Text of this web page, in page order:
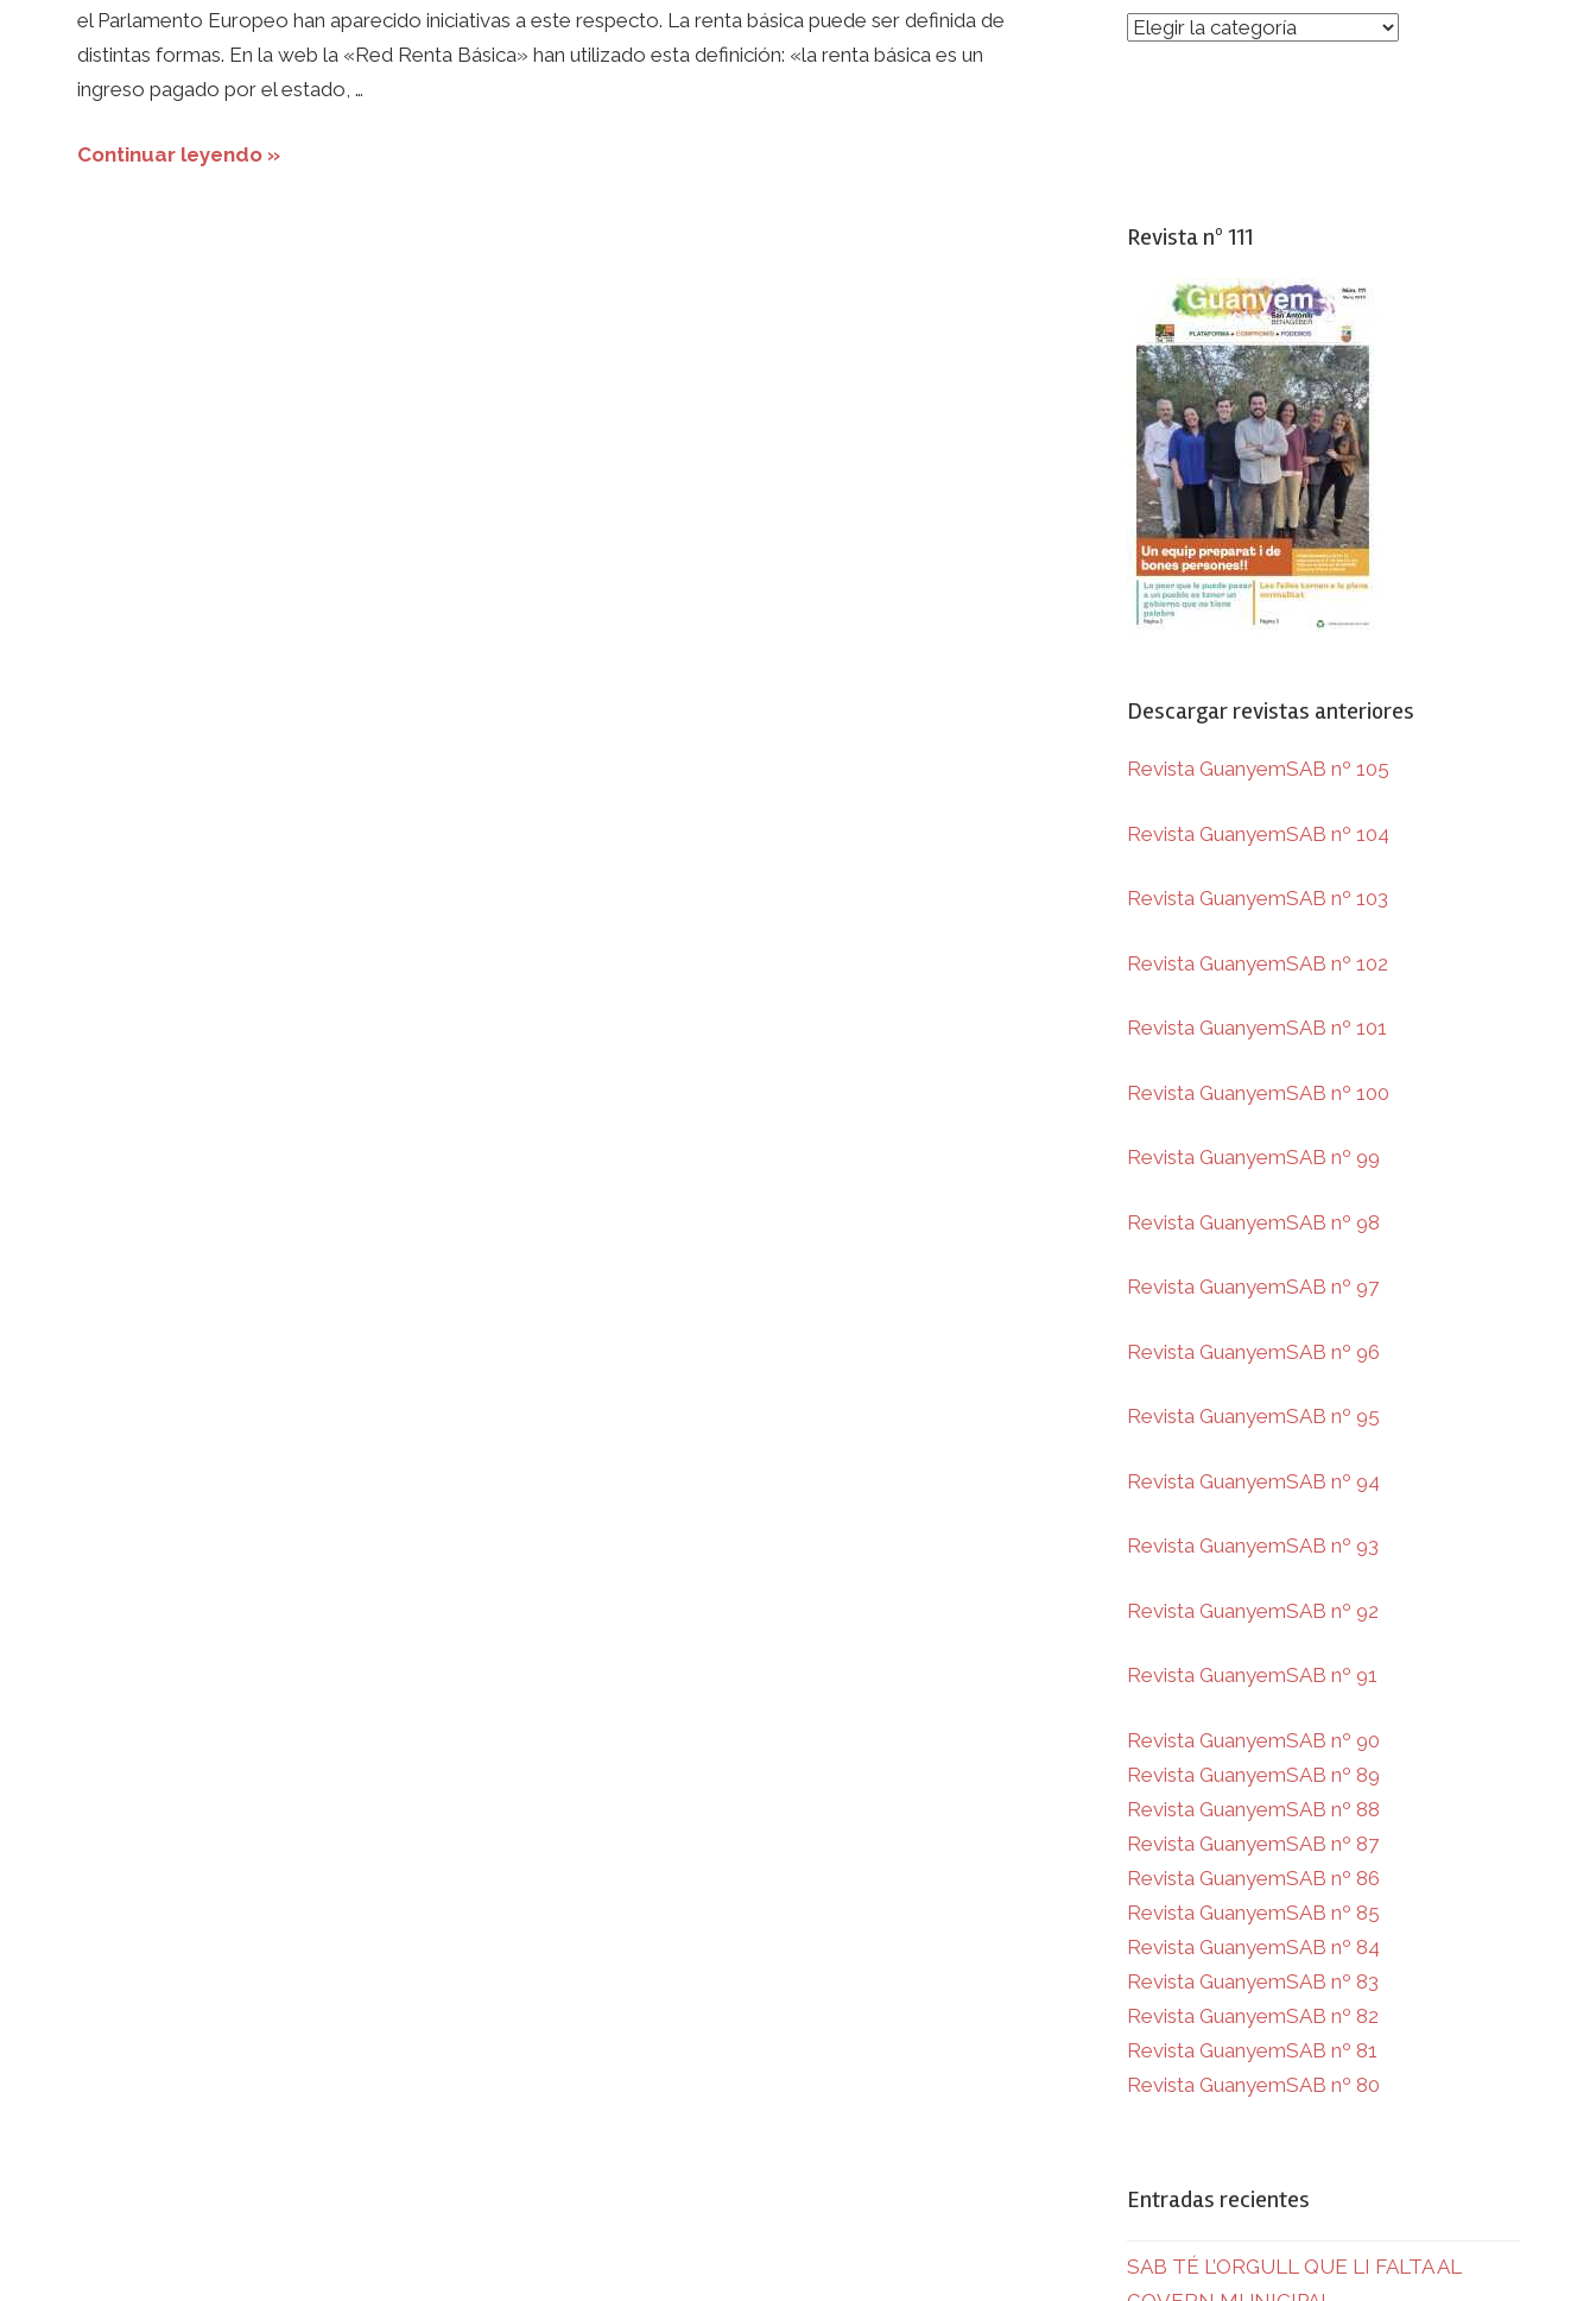
el Parlamento Europeo han aparecido iniciativas a este respecto. La renta básica puede ser definida de
distintas formas. En la web la «Red Renta Básica» han utilizado esta definición: «la renta básica es un
ingreso pagado por el estado, …
Continuar leyendo »
Categorías
Revista nº 111
Descargar revistas anteriores
Revista GuanyemSAB nº 105
Revista GuanyemSAB nº 104
Revista GuanyemSAB nº 103
Revista GuanyemSAB nº 102
Revista GuanyemSAB nº 101
Revista GuanyemSAB nº 100
Revista GuanyemSAB nº 99
Revista GuanyemSAB nº 98
Revista GuanyemSAB nº 97
Revista GuanyemSAB nº 96
Revista GuanyemSAB nº 95
Revista GuanyemSAB nº 94
Revista GuanyemSAB nº 93
Revista GuanyemSAB nº 92
Revista GuanyemSAB nº 91
Revista GuanyemSAB nº 90
Revista GuanyemSAB nº 89
Revista GuanyemSAB nº 88
Revista GuanyemSAB nº 87
Revista GuanyemSAB nº 86
Revista GuanyemSAB nº 85
Revista GuanyemSAB nº 84
Revista GuanyemSAB nº 83
Revista GuanyemSAB nº 82
Revista GuanyemSAB nº 81
Revista GuanyemSAB nº 80
Entradas recientes
SAB TÉ L’ORGULL QUE LI FALTA AL